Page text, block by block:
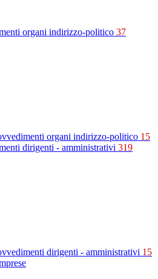
organi indirizzo-politico 37
organi indirizzo-politico 15
dirigenti - amministrativi 319
dirigenti - amministrativi 15